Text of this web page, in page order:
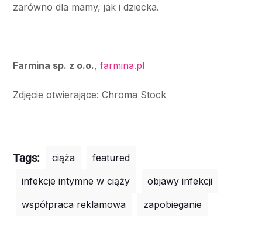
zarówno dla mamy, jak i dziecka.
Farmina sp. z o.o., farmina.pl
Zdjęcie otwierające: Chroma Stock
Tags: ciąża
featured
infekcje intymne w ciąży
objawy infekcji
współpraca reklamowa
zapobieganie